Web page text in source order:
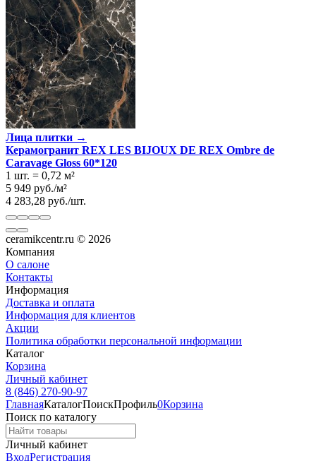
Лица плитки →
Керамогранит REX LES BIJOUX DE REX Ombre de
Caravage Gloss 60*120
1 шт. = 0,72 м²
5 949 руб./м²
4 283,28 руб./шт.
ceramikcentr.ru © 2026
Компания
О салоне
Контакты
Информация
Доставка и оплата
Информация для клиентов
Акции
Политика обработки персональной информации
Каталог
Корзина
Личный кабинет
8 (846) 270-90-97
ГлавнаяКаталогПоискПрофиль0Корзина
Поиск по каталогу
Личный кабинет
ВходРегистрация